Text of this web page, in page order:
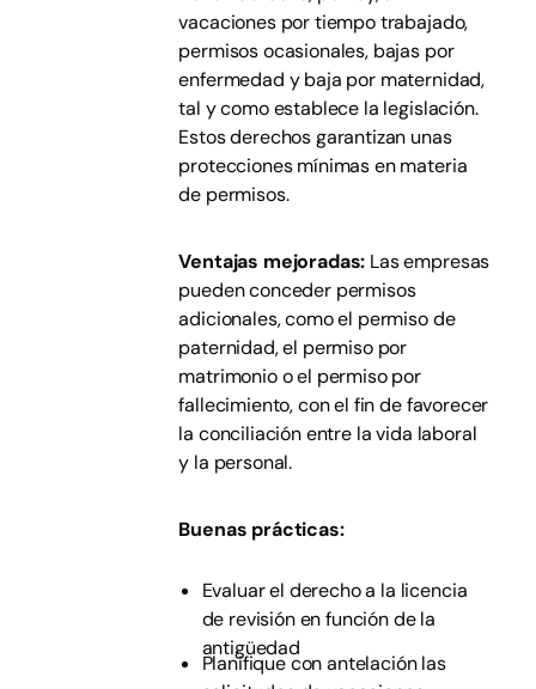
vacaciones por tiempo trabajado,
permisos ocasionales, bajas por
enfermedad y baja por maternidad,
tal y como establece la legislación.
Estos derechos garantizan unas
protecciones mínimas en materia
de permisos.
Ventajas mejoradas: Las empresas
pueden conceder permisos
adicionales, como el permiso de
paternidad, el permiso por
matrimonio o el permiso por
fallecimiento, con el fin de favorecer
la conciliación entre la vida laboral
y la personal.
Buenas prácticas:
Evaluar el derecho a la licencia
de revisión en función de la
antigüedad
Planifique con antelación las